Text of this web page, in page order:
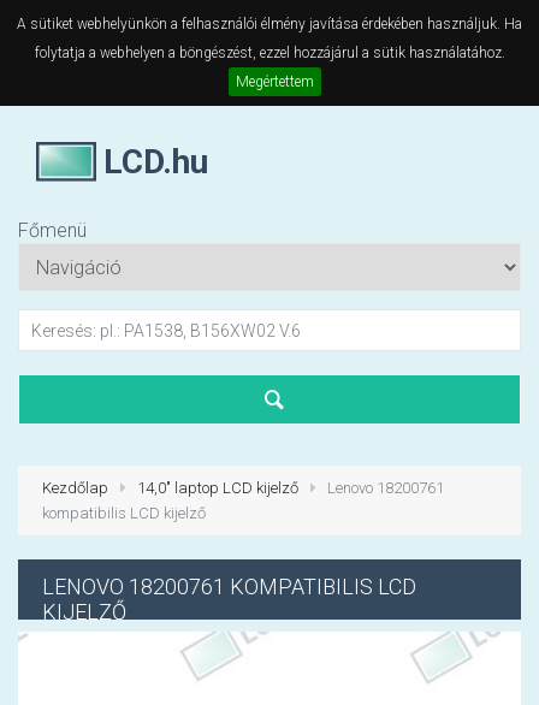
A sütiket webhelyünkön a felhasználói élmény javítása érdekében használjuk. Ha
folytatja a webhelyen a böngészést, ezzel hozzájárul a sütik használatához.
Megértettem
LCD.hu
Főmenü
Kezdőlap 14,0" laptop LCD kijelző
Lenovo 18200761
kompatibilis LCD kijelző
LENOVO 18200761 KOMPATIBILIS LCD
KIJELZŐ